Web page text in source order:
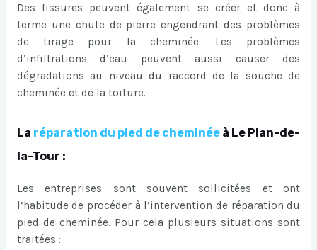
Des fissures peuvent également se créer et donc à
terme une chute de pierre engendrant des problèmes
de tirage pour la cheminée. Les problèmes
d’infiltrations d’eau peuvent aussi causer des
dégradations au niveau du raccord de la souche de
cheminée et de la toiture.
La réparation du pied de cheminée à Le Plan-de-
la-Tour :
Les entreprises sont souvent sollicitées et ont
l’habitude de procéder à l’intervention de réparation du
pied de cheminée. Pour cela plusieurs situations sont
traitées :